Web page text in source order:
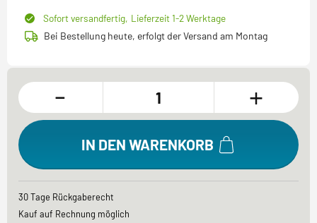
Sofort versandfertig, Lieferzeit 1-2 Werktage
Bei Bestellung heute, erfolgt der Versand am Montag
- +
IN DEN WARENKORB
30 Tage Rückgaberecht
Kauf auf Rechnung möglich